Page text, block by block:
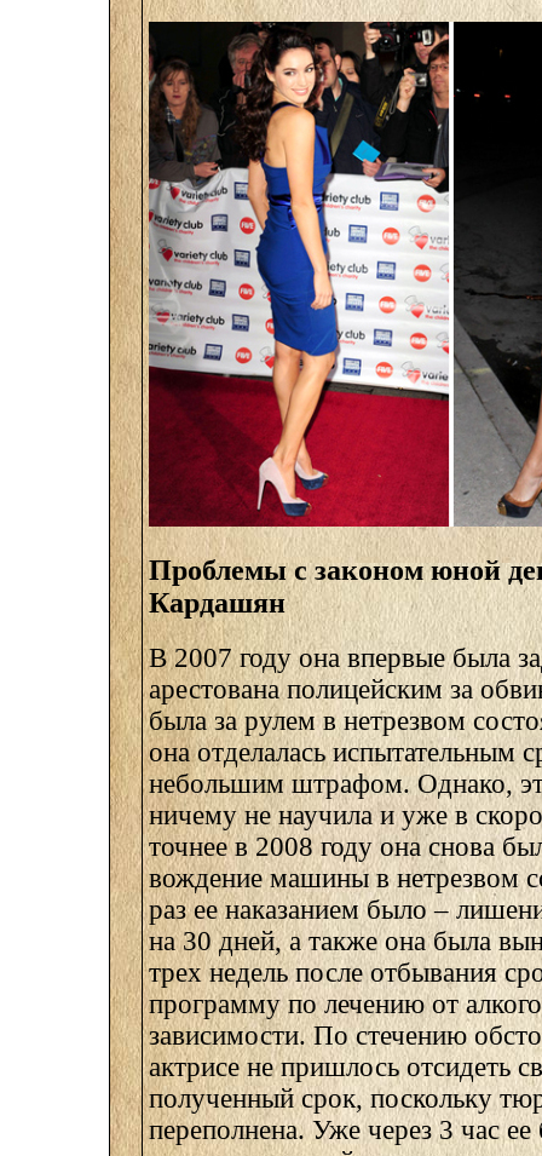
Проблемы с законом юной
Кардашян
В 2007 году она впервые была
арестована полицейским за
была за рулем в нетрезвом
она отделалась испытательным
небольшим штрафом. Однако,
ничему не научила и уже в
точнее в 2008 году она снова
вождение машины в нетрезвом
раз ее наказанием было –
на 30 дней, а также она была
трех недель после отбывания
программу по лечению от
зависимости. По стечению
актрисе не пришлось отсидеть
полученный срок, поскольку
переполнена. Уже через 3 час ее